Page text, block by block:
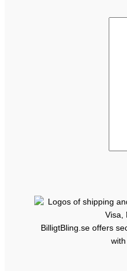
BilligtBling.se offers